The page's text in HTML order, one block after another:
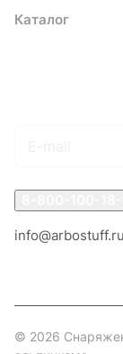
Каталог
info@arbostuff.ru
© 2026